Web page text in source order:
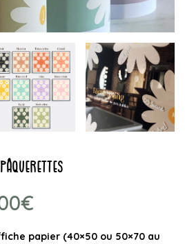
€
papier (40×50 ou 50×70 au